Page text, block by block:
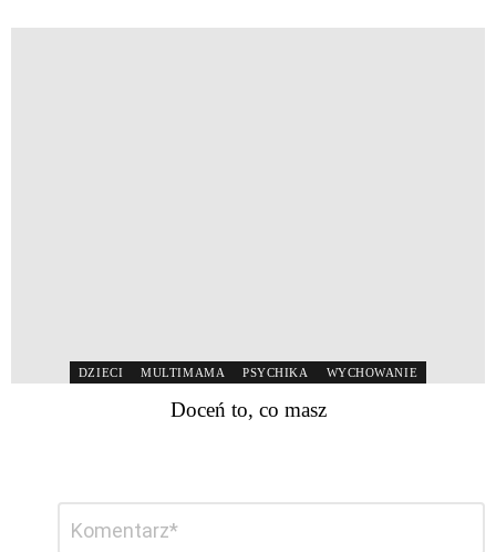
DZIECI MULTIMAMA PSYCHIKA WYCHOWANIE
Doceń to, co masz
komentarz